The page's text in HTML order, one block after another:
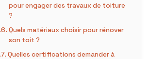
pour engager des travaux de toiture
?
Quels matériaux choisir pour rénover
son toit ?
Quelles certifications demander à